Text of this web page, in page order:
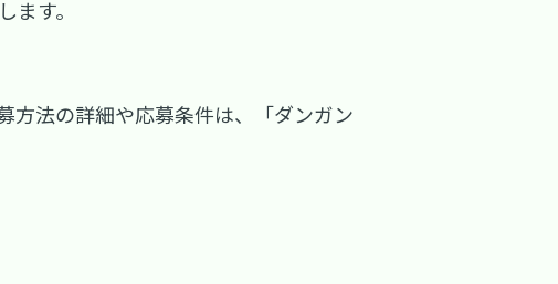
す。
方法の詳細や応募条件は、「ダンガン